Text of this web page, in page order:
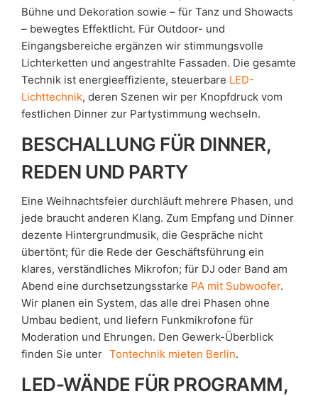
Bühne und Dekoration sowie – für Tanz und Showacts
– bewegtes Effektlicht. Für Outdoor- und
Eingangsbereiche ergänzen wir stimmungsvolle
Lichterketten und angestrahlte Fassaden. Die gesamte
Technik ist energieeffiziente, steuerbare LED-
Lichttechnik, deren Szenen wir per Knopfdruck vom
festlichen Dinner zur Partystimmung wechseln.
BESCHALLUNG FÜR DINNER,
REDEN UND PARTY
Eine Weihnachtsfeier durchläuft mehrere Phasen, und
jede braucht anderen Klang. Zum Empfang und Dinner
dezente Hintergrundmusik, die Gespräche nicht
übertönt; für die Rede der Geschäftsführung ein
klares, verständliches Mikrofon; für DJ oder Band am
Abend eine durchsetzungsstarke PA mit Subwoofer.
Wir planen ein System, das alle drei Phasen ohne
Umbau bedient, und liefern Funkmikrofone für
Moderation und Ehrungen. Den Gewerk-Überblick
finden Sie unter Tontechnik mieten Berlin.
LED-WÄNDE FÜR PROGRAMM,